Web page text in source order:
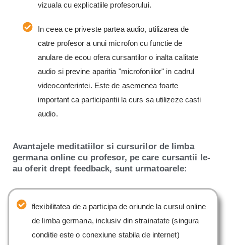
vizuala cu explicatiile profesorului.
In ceea ce priveste partea audio, utilizarea de
catre profesor a unui microfon cu functie de
anulare de ecou ofera cursantilor o inalta calitate
audio si previne aparitia "microfoniilor" in cadrul
videoconferintei. Este de asemenea foarte
important ca participantii la curs sa utilizeze casti
audio.
Avantajele meditatiilor si cursurilor de limba
germana online cu profesor, pe care cursantii le-
au oferit drept feedback, sunt urmatoarele:
flexibilitatea de a participa de oriunde la cursul online
de limba germana, inclusiv din strainatate (singura
conditie este o conexiune stabila de internet)